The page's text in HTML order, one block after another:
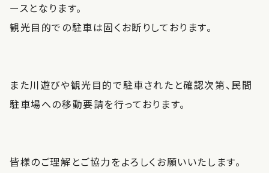
ースとなります。
観光目的での駐車は固くお断りしております。
また川遊びや観光目的で駐車されたと確認次第、民間
駐車場への移動要請を行っております。
皆様のご理解とご協力をよろしくお願いいたします。